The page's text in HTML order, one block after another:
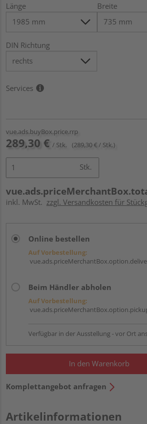
Länge Breite
DIN Richtung
Services
vue.ads.buyBox.price.rrp
289,30 € / Stk. (289,30 € / Stk.)
Stk.
inkl. MwSt. zzgl. Versandkosten für
Online bestellen
Auf Vorbestellung:
Beim Händler abholen
Auf Vorbestellung:
Verfügbar in der Ausstellung - vor Ort
In den Warenkorb
Komplettangebot anfragen
Artikelinformationen